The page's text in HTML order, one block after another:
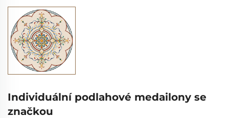
Individuální podlahové medailony se
značkou